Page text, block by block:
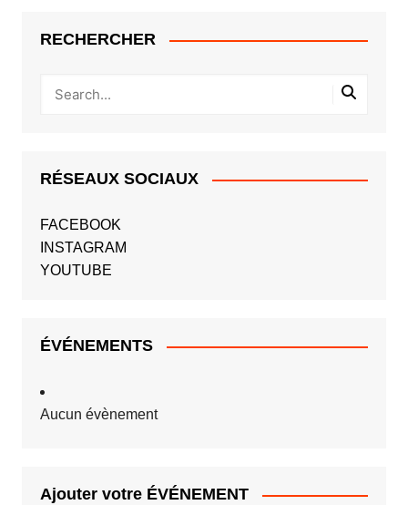
RECHERCHER
RÉSEAUX SOCIAUX
FACEBOOK
INSTAGRAM
YOUTUBE
ÉVÉNEMENTS
Aucun évènement
Ajouter votre ÉVÉNEMENT